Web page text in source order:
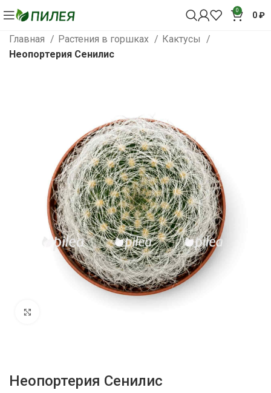
0 0₽
Главная Растения в горшках
Кактусы
Неопортерия Сенилис
Неопортерия Сенилис